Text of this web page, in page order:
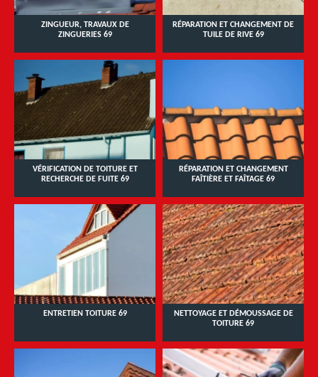
ZINGUEUR, TRAVAUX DE
ZINGUERIES 69
RÉPARATION ET CHANGEMENT DE
TUILE DE RIVE 69
VÉRIFICATION DE TOITURE ET
RECHERCHE DE FUITE 69
RÉPARATION ET CHANGEMENT
FAÎTIÈRE ET FAÎTAGE 69
ENTRETIEN TOITURE 69
NETTOYAGE ET DÉMOUSSAGE DE
TOITURE 69